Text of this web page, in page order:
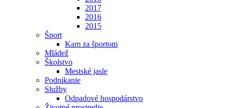
2017
2016
2015
Šport
Kam za športom
Mládež
Školstvo
Mestské jasle
Podnikanie
Služby
Odpadové hospodárstvo